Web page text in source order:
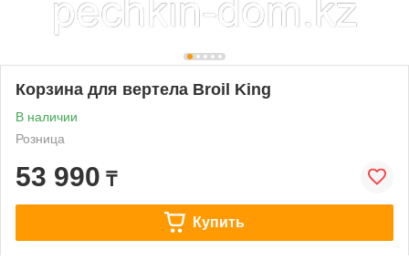
Корзина для вертела Broil King
В наличии
Розница
53 990 ₸
Купить